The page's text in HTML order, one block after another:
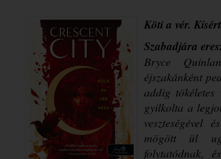
Köti a vér.
Szabadjára
Bryce
éjszakánként
addig
gyilkolta a
mögött ül
folytatódnak,